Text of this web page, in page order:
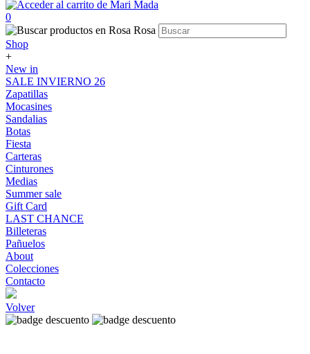
0
Shop
+
New in
SALE INVIERNO 26
Zapatillas
Mocasines
Sandalias
Botas
Fiesta
Carteras
Cinturones
Medias
Summer sale
Gift Card
LAST CHANCE
Billeteras
Pañuelos
About
Colecciones
Contacto
Volver